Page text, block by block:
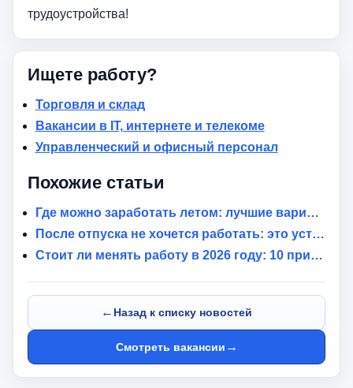
трудоустройства!
Ищете работу?
Торговля и склад
Вакансии в IT, интернете и телекоме
Управленческий и офисный персонал
Похожие статьи
Где можно заработать летом: лучшие варианты подработки во время отпуска
После отпуска не хочется работать: это усталость или пора менять работу?
Стоит ли менять работу в 2026 году: 10 признаков, что пора уходить
← Назад к списку новостей
Смотреть вакансии →